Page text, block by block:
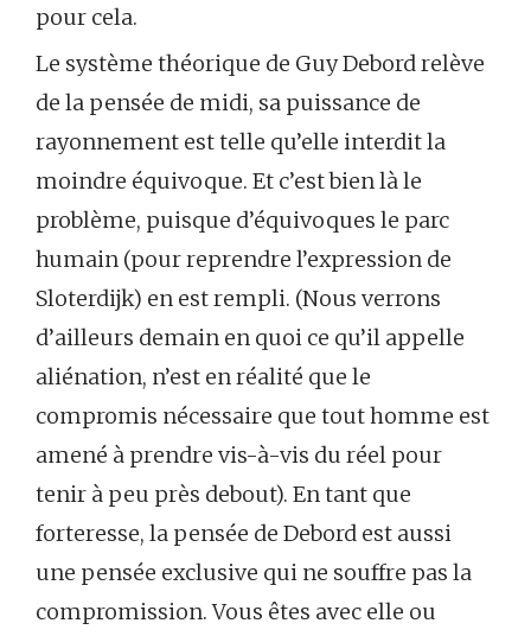
pour cela.
Le système théorique de Guy Debord relève
de la pensée de midi, sa puissance de
rayonnement est telle qu’elle interdit la
moindre équivoque. Et c’est bien là le
problème, puisque d’équivoques le parc
humain (pour reprendre l’expression de
Sloterdijk) en est rempli. (Nous verrons
d’ailleurs demain en quoi ce qu’il appelle
aliénation, n’est en réalité que le
compromis nécessaire que tout homme est
amené à prendre vis-à-vis du réel pour
tenir à peu près debout). En tant que
forteresse, la pensée de Debord est aussi
une pensée exclusive qui ne souffre pas la
compromission. Vous êtes avec elle ou